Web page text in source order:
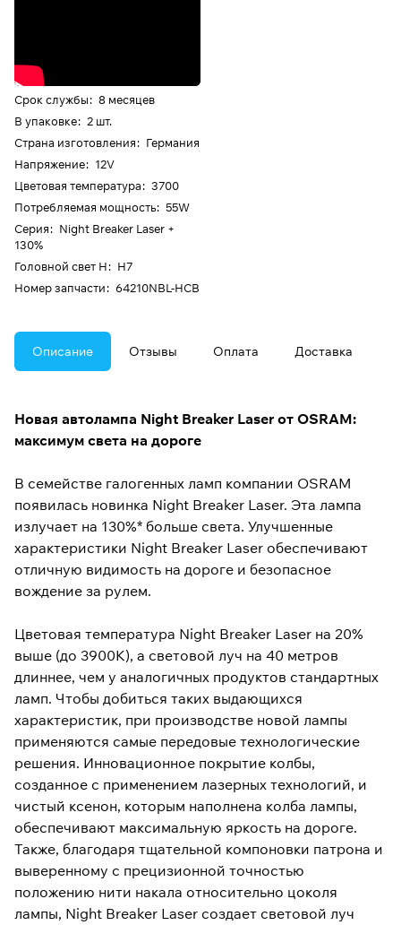
Срок службы: 8 месяцев
В упаковке: 2 шт.
Страна изготовления: Германия
Напряжение: 12V
Цветовая температура: 3700
Потребляемая мощность: 55W
Серия: Night Breaker Laser +
130%
Головной свет H: H7
Номер запчасти: 64210NBL-HCB
Описание Отзывы Оплата Доставка
Новая автолампа Night Breaker Laser от OSRAM:
максимум света на дороге
В семействе галогенных ламп компании OSRAM
появилась новинка Night Breaker Laser. Эта лампа
излучает на 130%* больше света. Улучшенные
характеристики Night Breaker Laser обеспечивают
отличную видимость на дороге и безопасное
вождение за рулем.
Цветовая температура Night Breaker Laser на 20%
выше (до 3900К), а световой луч на 40 метров
длиннее, чем у аналогичных продуктов стандартных
ламп. Чтобы добиться таких выдающихся
характеристик, при производстве новой лампы
применяются самые передовые технологические
решения. Инновационное покрытие колбы,
созданное с применением лазерных технологий, и
чистый ксенон, которым наполнена колба лампы,
обеспечивают максимальную яркость на дороге.
Также, благодаря тщательной компоновки патрона и
выверенному с прецизионной точностью
положению нити накала относительно цоколя
лампы, Night Breaker Laser создает световой луч